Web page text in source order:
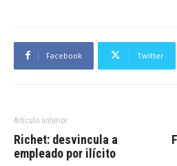
Facebook Twitter
Artículo anterior
Richet: desvincula a
empleado por ilícito